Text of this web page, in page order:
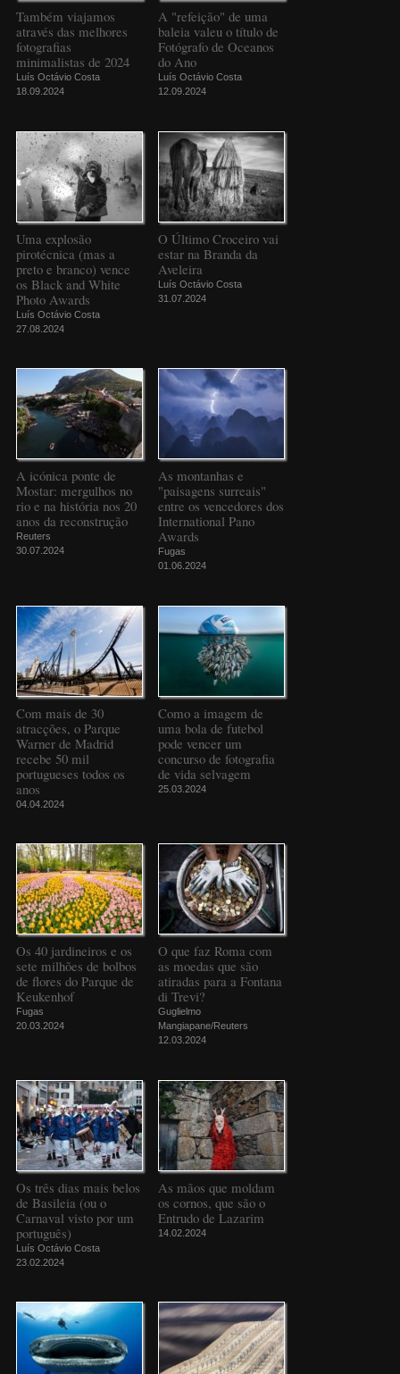
Também viajamos
através das melhores
fotografias
minimalistas de 2024
Luís Octávio Costa
18.09.2024
A "refeição" de uma
baleia valeu o título de
Fotógrafo de Oceanos
do Ano
Luís Octávio Costa
12.09.2024
Uma explosão
pirotécnica (mas a
preto e branco) vence
os Black and White
Photo Awards
Luís Octávio Costa
27.08.2024
O Último Croceiro vai
estar na Branda da
Aveleira
Luís Octávio Costa
31.07.2024
A icónica ponte de
Mostar: mergulhos no
rio e na história nos 20
anos da reconstrução
Reuters
30.07.2024
As montanhas e
"paisagens surreais"
entre os vencedores dos
International Pano
Awards
Fugas
01.06.2024
Com mais de 30
atracções, o Parque
Warner de Madrid
recebe 50 mil
portugueses todos os
anos
04.04.2024
Como a imagem de
uma bola de futebol
pode vencer um
concurso de fotografia
de vida selvagem
25.03.2024
Os 40 jardineiros e os
sete milhões de bolbos
de flores do Parque de
Keukenhof
Fugas
20.03.2024
O que faz Roma com
as moedas que são
atiradas para a Fontana
di Trevi?
Guglielmo
Mangiapane/Reuters
12.03.2024
Os três dias mais belos
de Basileia (ou o
Carnaval visto por um
português)
Luís Octávio Costa
23.02.2024
As mãos que moldam
os cornos, que são o
Entrudo de Lazarim
14.02.2024